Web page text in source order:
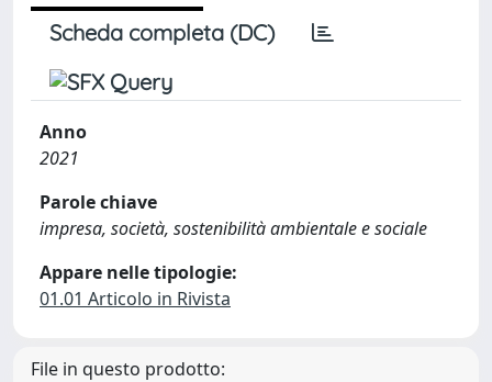
Scheda completa (DC)
Anno
2021
Parole chiave
impresa, società, sostenibilità ambientale e sociale
Appare nelle tipologie:
01.01 Articolo in Rivista
File in questo prodotto: